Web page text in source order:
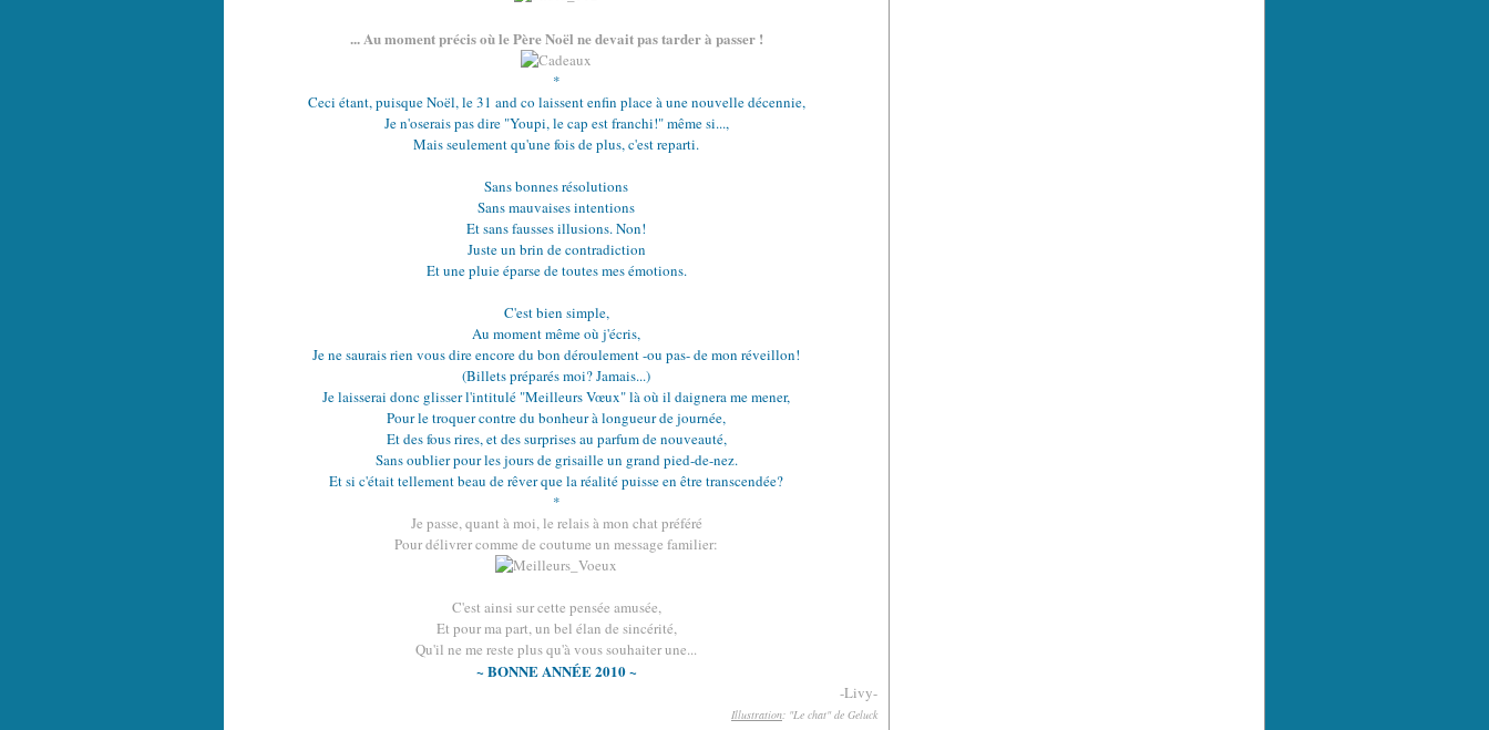
... Au moment précis où le Père Noël ne devait pas tarder à passer !
*
Ceci étant, puisque Noël, le 31 and co laissent enfin place à une nouvelle décennie,
Je n'oserais pas dire "Youpi, le cap est franchi!" même si...,
Mais seulement qu'une fois de plus, c'est reparti.
Sans bonnes résolutions
Sans mauvaises intentions
Et sans fausses illusions. Non!
Juste un brin de contradiction
Et une pluie éparse de toutes mes émotions.
C'est bien simple,
Au moment même où j'écris,
Je ne saurais rien vous dire encore du bon déroulement -ou pas- de mon réveillon!
(Billets préparés moi? Jamais...)
Je laisserai donc glisser l'intitulé "Meilleurs Vœux" là où il daignera me mener,
Pour le troquer contre du bonheur à longueur de journée,
Et des fous rires, et des surprises au parfum de nouveauté,
Sans oublier pour les jours de grisaille un grand pied-de-nez.
Et si c'était tellement beau de rêver que la réalité puisse en être transcendée?
*
Je passe, quant à moi, le relais à mon chat préféré
Pour délivrer comme de coutume un message familier:
C'est ainsi sur cette pensée amusée,
Et pour ma part, un bel élan de sincérité,
Qu'il ne me reste plus qu'à vous souhaiter une...
~ BONNE ANNÉE 2010 ~
-Livy-
Illustration: "Le chat" de Geluck